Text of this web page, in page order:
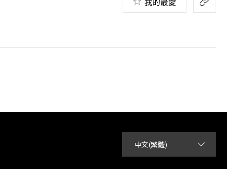
我的最愛
中文(繁體)